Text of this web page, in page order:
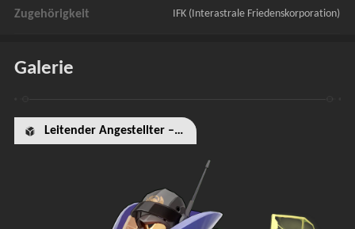
Zugehörigkeit IFK (Interastrale Friedenskorporation)
Galerie
Leitender Angestellter – Teamleiter